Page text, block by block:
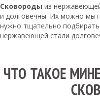
Сковороды из
и долговечны. Их можно
нужно тщательно
нержавеющей стали
ЧТО ТАКОЕ